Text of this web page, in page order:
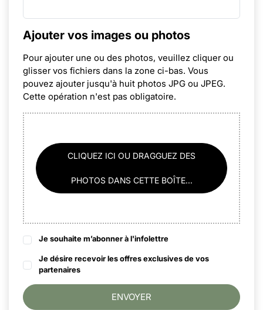
Ajouter vos images ou photos
Pour ajouter une ou des photos, veuillez cliquer ou
glisser vos fichiers dans la zone ci-bas. Vous
pouvez ajouter jusqu'à huit photos JPG ou JPEG.
Cette opération n'est pas obligatoire.
CLIQUEZ ICI OU DRAGGUEZ DES
PHOTOS DANS CETTE BOÎTE...
Je souhaite m’abonner à l'infolettre
Je désire recevoir les offres exclusives de vos
partenaires
ENVOYER